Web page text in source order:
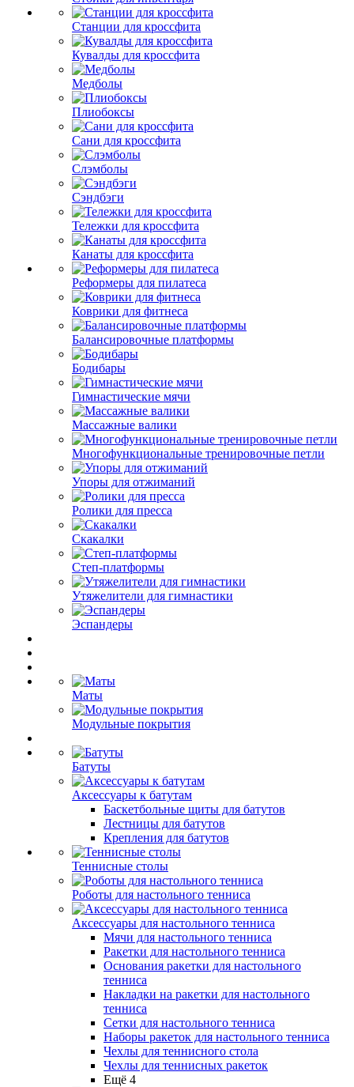
Станции для кроссфита
Кувалды для кроссфита
Медболы
Плиобоксы
Сани для кроссфита
Слэмболы
Сэндбэги
Тележки для кроссфита
Канаты для кроссфита
Реформеры для пилатеса
Коврики для фитнеса
Балансировочные платформы
Бодибары
Гимнастические мячи
Массажные валики
Многофункциональные тренировочные петли
Упоры для отжиманий
Ролики для пресса
Скакалки
Степ-платформы
Утяжелители для гимнастики
Эспандеры
Маты
Модульные покрытия
Батуты
Аксессуары к батутам
Баскетбольные щиты для батутов
Лестницы для батутов
Крепления для батутов
Теннисные столы
Роботы для настольного тенниса
Аксессуары для настольного тенниса
Мячи для настольного тенниса
Ракетки для настольного тенниса
Основания ракетки для настольного
тенниса
Накладки на ракетки для настольного
тенниса
Сетки для настольного тенниса
Наборы ракеток для настольного тенниса
Чехлы для теннисного стола
Чехлы для теннисных ракеток
Ещё 4